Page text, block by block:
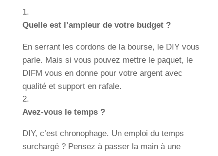
Quelle est l’ampleur de votre budget ?
En serrant les cordons de la bourse, le DIY vous
parle. Mais si vous pouvez mettre le paquet, le
DIFM vous en donne pour votre argent avec
qualité et support en rafale.
Avez-vous le temps ?
DIY, c’est chronophage. Un emploi du temps
surchargé ? Pensez à passer la main à une